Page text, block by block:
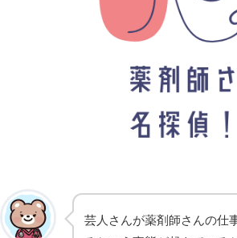
芸人さんが薬剤師さんの仕